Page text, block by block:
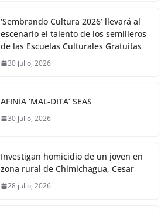
‘Sembrando Cultura 2026’ llevará al
escenario el talento de los semilleros
de las Escuelas Culturales Gratuitas
30 julio, 2026
AFINIA ‘MAL-DITA’ SEAS
30 julio, 2026
Investigan homicidio de un joven en
zona rural de Chimichagua, Cesar
28 julio, 2026